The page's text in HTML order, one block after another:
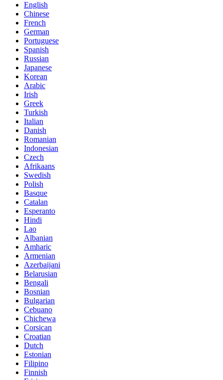
English
Chinese
French
German
Portuguese
Spanish
Russian
Japanese
Korean
Arabic
Irish
Greek
Turkish
Italian
Danish
Romanian
Indonesian
Czech
Afrikaans
Swedish
Polish
Basque
Catalan
Esperanto
Hindi
Lao
Albanian
Amharic
Armenian
Azerbaijani
Belarusian
Bengali
Bosnian
Bulgarian
Cebuano
Chichewa
Corsican
Croatian
Dutch
Estonian
Filipino
Finnish